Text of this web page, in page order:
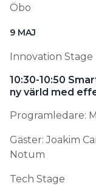
Öbo
9 MAJ
Innovation Stage
10:30-10:50
ny värld med
Programledare:
Gäster: Joakim
Notum
Tech Stage